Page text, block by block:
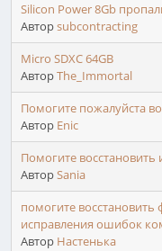
Silicon Power 8Gb
Авторsubcontracting
Micro SDXC 64GB
АвторThe_Immortal
Помогите пожалуйста
Автор Enic
Помогите
АвторSania
помогите
исправления ошибок
Автор Настенька